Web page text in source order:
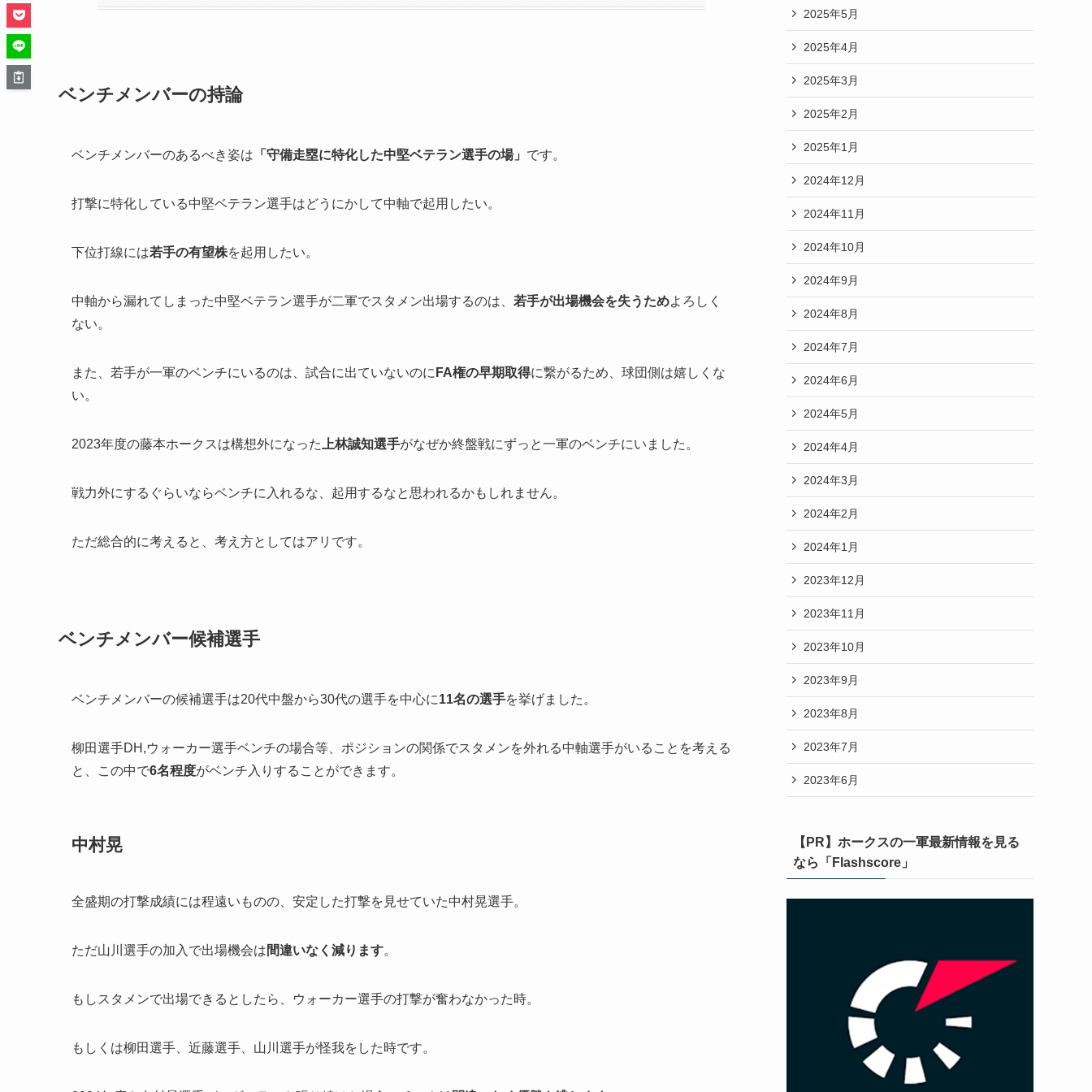
ベンチメンバーの持論
ベンチメンバーのあるべき姿は 「守備走塁に特化した中堅ベテラン選手の場」 です。
打撃に特化している中堅ベテラン選手はどうにかして中軸で起用したい。
下位打線には若手の有望株を起用したい。
中軸から漏れてしまった中堅ベテラン選手が二軍でスタメン出場するのは、 若手が出場機会を失うためよろしく
ない。
また、若手が一軍のベンチにいるのは、試合に出ていないのに FA権の早期取得に繋がるため、球団側は嬉しくな
い。
2023年度の藤本ホークスは構想外になった 上林誠知選手がなぜか終盤戦にずっと一軍のベンチにいました。
戦力外にするぐらいならベンチに入れるな、起用するなと思われるかもしれません。
ただ総合的に考えると、考え方としてはアリです。
ベンチメンバー候補選手
ベンチメンバーの候補選手は20代中盤から30代の選手を中心に11名の選手を挙げました。
柳田選手DH,ウォーカー選手ベンチの場合等、ポジションの関係でスタメンを外れる中軸選手がいることを考える
と、この中で6名程度がベンチ入りすることができます。
中村晃
全盛期の打撃成績には程遠いものの、安定した打撃を見せていた中村晃選手。
ただ山川選手の加入で出場機会は間違いなく減ります。
もしスタメンで出場できるとしたら、ウォーカー選手の打撃が奮わなかった時。
もしくは柳田選手、近藤選手、山川選手が怪我をした時です。
2025年5月
2025年4月
2025年3月
2025年2月
2025年1月
2024年12月
2024年11月
2024年10月
2024年9月
2024年8月
2024年7月
2024年6月
2024年5月
2024年4月
2024年3月
2024年2月
2024年1月
2023年12月
2023年11月
2023年10月
2023年9月
2023年8月
2023年7月
2023年6月
【PR】ホークスの一軍最新情報を見る
なら「Flashscore」